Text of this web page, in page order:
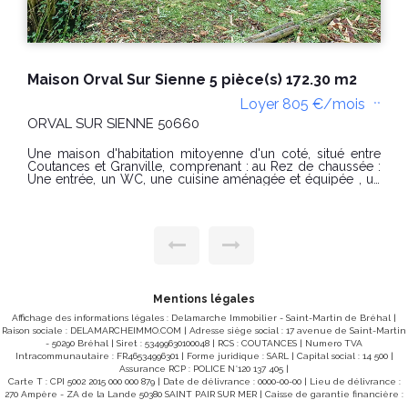
Maison Orval Sur Sienne 5 pièce(s) 172.30 m2
Loyer 805 €/mois
**
ORVAL SUR SIENNE 50660
Une maison d'habitation mitoyenne d'un coté, situé entre
Coutances et Granville, comprenant : au Rez de chaussée :
Une entrée, un WC, une cuisine aménagée et équipée , un
cour est commune aux trois logements. Chauffage au sol
estimé des dépenses annuelles d'énergie pour un usage
standard entre 2920€ et 3980 € par an (prix moyens des
énergies indexés au 01/01/2021) Loyer: 805€ Dépôt de
Garantie: 805€ Honoraires charges locataires : 644 euros
dont 80.50€ euros d'état des lieux « Les informations sur
les risques auxquels ce bien est exposé sont disponibles
sur le site Géorisques : www.georisques.gouv.fr »
Mentions légales
Affichage des informations légales : Delamarche Immobilier - Saint-Martin de Bréhal |
Raison sociale : DELAMARCHEIMMO.COM | Adresse siège social : 17 avenue de Saint-Martin
- 50290 Bréhal | Siret : 53499630100048 | RCS : COUTANCES | Numero TVA
Intracommunautaire : FR46534996301 | Forme juridique : SARL | Capital social : 14 500 |
Assurance RCP : POLICE N°120 137 405 |
Carte T : CPI 5002 2015 000 000 879 | Date de délivrance : 0000-00-00 | Lieu de délivrance :
270 Ampère - ZA de la Lande 50380 SAINT PAIR SUR MER | Caisse de garantie financière :